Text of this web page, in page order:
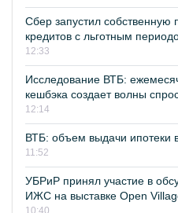
Сбер запустил собственную
кредитов с льготным
12:33
Исследование ВТБ:
кешбэка создает волны
12:14
ВТБ: объем выдачи ипотеки
11:52
УБРиР принял участие в
ИЖС на выставке Open
10:40